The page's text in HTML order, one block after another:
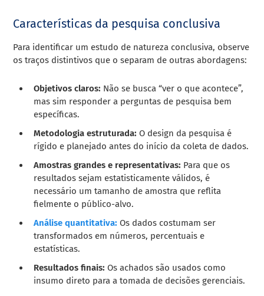
Características da pesquisa conclusiva
Para identificar um estudo de natureza conclusiva, observe
os traços distintivos que o separam de outras abordagens:
Objetivos claros: Não se busca “ver o que acontece”,
mas sim responder a perguntas de pesquisa bem
específicas.
Metodologia estruturada: O design da pesquisa é
rígido e planejado antes do início da coleta de dados.
Amostras grandes e representativas: Para que os
resultados sejam estatisticamente válidos, é
necessário um tamanho de amostra que reflita
fielmente o público-alvo.
Análise quantitativa: Os dados costumam ser
transformados em números, percentuais e
estatísticas.
Resultados finais: Os achados são usados como
insumo direto para a tomada de decisões gerenciais.